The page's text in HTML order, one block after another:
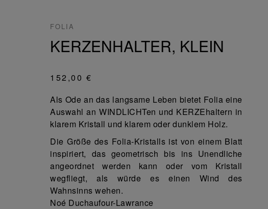
FOLIA
KERZENHALTER, KLEIN
152,00 €
Als Ode an das langsame Leben bietet Folia eine
Auswahl an WINDLICHTen und KERZEhaltern in
klarem Kristall und klarem oder dunklem Holz.
Die Größe des Folia-Kristalls ist von einem Blatt
inspiriert, das geometrisch bis ins Unendliche
angeordnet werden kann oder vom Kristall
wegfliegt, als würde es einen Wind des
Wahnsinns wehen.
Noé Duchaufour-Lawrance